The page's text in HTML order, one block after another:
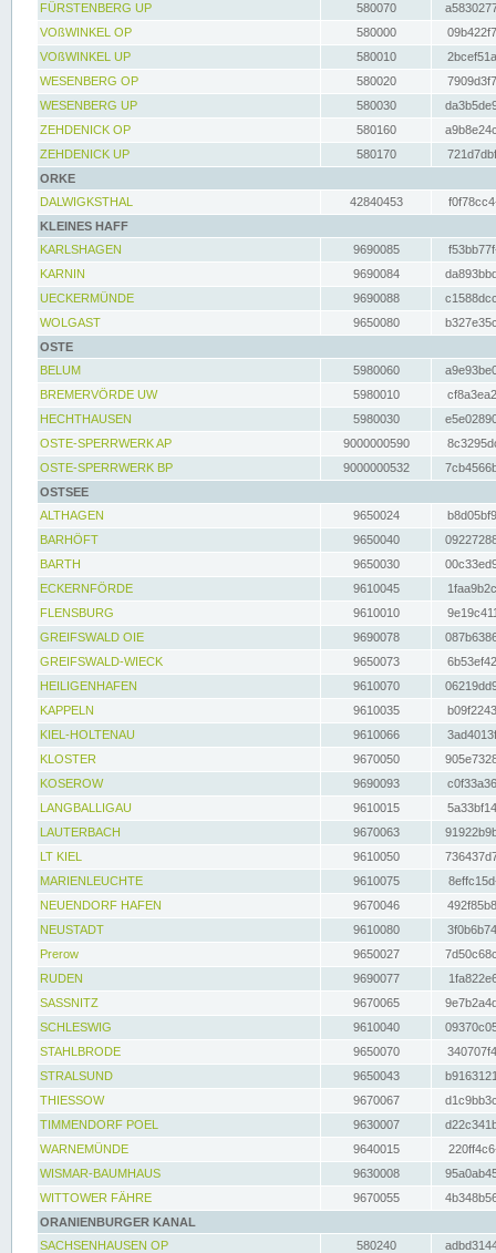
FÜRSTENBERG UP
580070
VOßWINKEL OP
580000
VOßWINKEL UP
580010
WESENBERG OP
580020
WESENBERG UP
580030
ZEHDENICK OP
580160
ZEHDENICK UP
580170
ORKE
DALWIGKSTHAL
42840453
KLEINES HAFF
KARLSHAGEN
9690085
KARNIN
9690084
UECKERMÜNDE
9690088
WOLGAST
9650080
OSTE
BELUM
5980060
BREMERVÖRDE UW
5980010
HECHTHAUSEN
5980030
OSTE-SPERRWERK AP
9000000590
OSTE-SPERRWERK BP
9000000532
OSTSEE
ALTHAGEN
9650024
BARHÖFT
9650040
BARTH
9650030
ECKERNFÖRDE
9610045
FLENSBURG
9610010
GREIFSWALD OIE
9690078
GREIFSWALD-WIECK
9650073
HEILIGENHAFEN
9610070
KAPPELN
9610035
KIEL-HOLTENAU
9610066
KLOSTER
9670050
KOSEROW
9690093
LANGBALLIGAU
9610015
LAUTERBACH
9670063
LT KIEL
9610050
MARIENLEUCHTE
9610075
NEUENDORF HAFEN
9670046
NEUSTADT
9610080
Prerow
9650027
RUDEN
9690077
SASSNITZ
9670065
SCHLESWIG
9610040
STAHLBRODE
9650070
STRALSUND
9650043
THIESSOW
9670067
TIMMENDORF POEL
9630007
WARNEMÜNDE
9640015
WISMAR-BAUMHAUS
9630008
WITTOWER FÄHRE
9670055
ORANIENBURGER KANAL
SACHSENHAUSEN OP
580240